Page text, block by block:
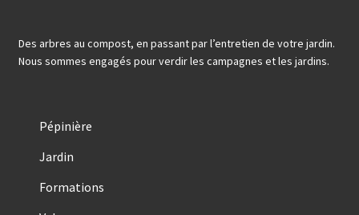
Des arbres au compost, en passant par l’entretien de votre jardin.
Nous sommes engagés pour verdir les campagnes et les jardins.
Pépinière
Jardin
Formations